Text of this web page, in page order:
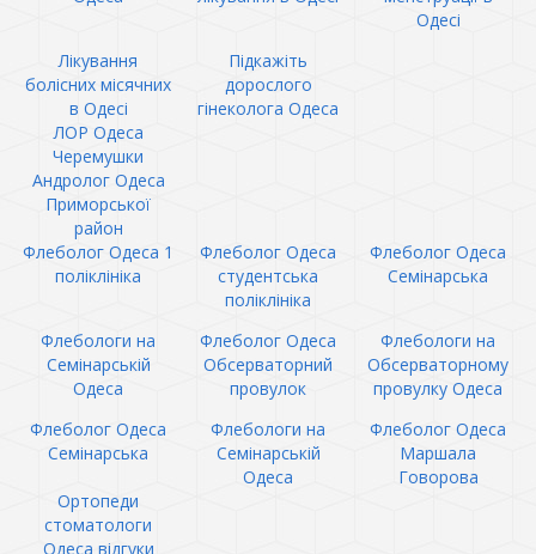
Одесі
Лікування
болісних місячних
в Одесі
Підкажіть
дорослого
гінеколога Одеса
ЛОР Одеса
Черемушки
Андролог Одеса
Приморської
район
Флеболог Одеса 1
поліклініка
Флеболог Одеса
студентська
поліклініка
Флеболог Одеса
Семінарська
Флебологи на
Семінарській
Одеса
Флеболог Одеса
Обсерваторний
провулок
Флебологи на
Обсерваторному
провулку Одеса
Флеболог Одеса
Семінарська
Флебологи на
Семінарській
Одеса
Флеболог Одеса
Маршала
Говорова
Ортопеди
стоматологи
Одеса відгуки